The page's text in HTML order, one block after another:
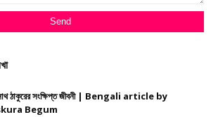
ঠাকুরের সংক্ষিপ্ত জীবনী | Bengali article by
Begum